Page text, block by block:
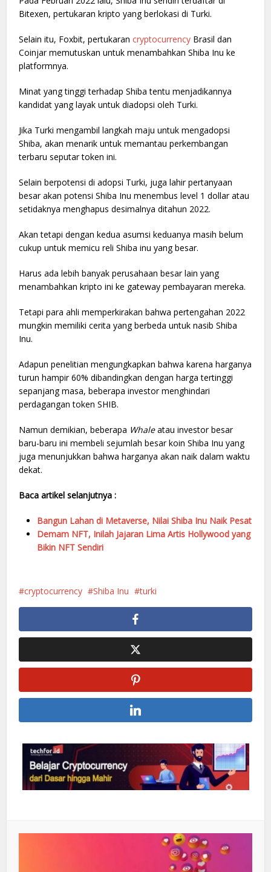
Bitexen, pertukaran kripto yang berlokasi di Turki.
Selain itu, Foxbit, pertukarancryptocurrency Brasil dan
Coinjar memutuskan untuk menambahkan Shiba Inu ke
platformnya.
Minat yang tinggi terhadap Shiba tentu menjadikannya
kandidat yang layak untuk diadopsi oleh Turki.
Jika Turki mengambil langkah maju untuk mengadopsi
Shiba, akan menarik untuk memantau perkembangan
terbaru seputar token ini.
Selain berpotensi di adopsi Turki, juga lahir pertanyaan
besar akan potensi Shiba Inu menembus level 1 dollar atau
setidaknya menghapus desimalnya ditahun 2022.
Akan tetapi dengan kedua asumsi keduanya masih belum
cukup untuk memicu reli Shiba inu yang besar.
Harus ada lebih banyak perusahaan besar lain yang
menambahkan kripto ini ke gateway pembayaran mereka.
Tetapi para ahli memperkirakan bahwa pertengahan 2022
mungkin memiliki cerita yang berbeda untuk nasib Shiba
Inu.
Adapun penelitian mengungkapkan bahwa karena harganya
turun hampir 60% dibandingkan dengan harga tertinggi
sepanjang masa, beberapa investor menghindari
perdagangan token SHIB.
Namun demikian, beberapa Whaleatau investor besar
baru-baru ini membeli sejumlah besar koin Shiba Inu yang
juga menunjukkan bahwa harganya akan naik dalam waktu
dekat.
Baca artikel selanjutnya :
Bangun Lahan di Metaverse, Nilai Shiba Inu Naik Pesat
Demam NFT, Inilah Jajaran Lima Artis Hollywood yang
Bikin NFT Sendiri
cryptocurrency Shiba Inu turki